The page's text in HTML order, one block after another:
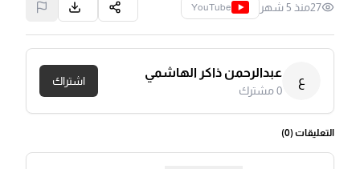
27منذ 5 شهر YouTube
ع
عبدالرحمن ذاكر الهاشمي
0مشترك
اشتراك
التعليقات (0
)